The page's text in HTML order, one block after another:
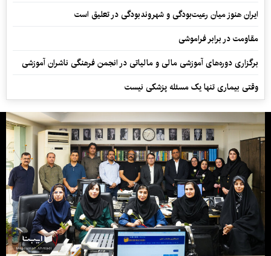
ایران هنوز میان رعیت‌بودگی و شهروندبودگی در تعلیق است
مقاومت در برابر فراموشی
برگزاری دوره‌های آموزشی مالی و مالیاتی در انجمن فرهنگی ناشران آموزشی
وقتی بیماری تنها یک مسئله پزشکی نیست